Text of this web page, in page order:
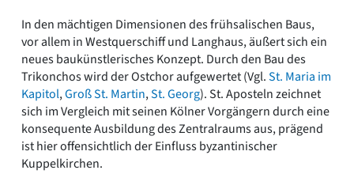
In den mächtigen Dimensionen des frühsalischen Baus,
vor allem in Westquerschiff und Langhaus, äußert sich ein
neues baukünstlerisches Konzept. Durch den Bau des
Trikonchos wird der Ostchor aufgewertet (Vgl.St. Maria im
Kapitol,Groß St. Martin,St. Georg). St. Aposteln zeichnet
sich im Vergleich mit seinen Kölner Vorgängern durch eine
konsequente Ausbildung des Zentralraums aus, prägend
ist hier offensichtlich der Einfluss byzantinischer
Kuppelkirchen.